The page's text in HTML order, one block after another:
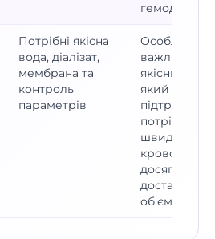
Потрібні якісна
вода, діалізат,
мембрана та
контроль
параметрів
Особливо
важливий
якісний
який
потрібну
швидкість
кровотоку
досягати
достатнього
об'єму